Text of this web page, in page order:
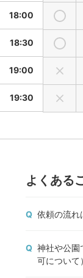
18:00
18:30
19:00
19:30
よくある
Q 依頼の流れ
ら、「予
う。fotowa
Q 神社や公園
可について）